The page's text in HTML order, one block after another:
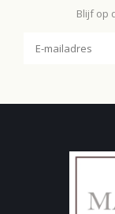
Blijf op